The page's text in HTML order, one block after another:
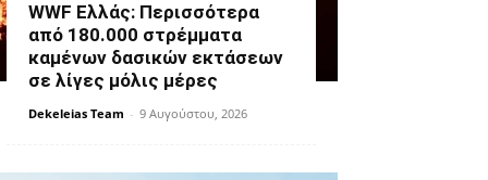
WWF Ελλάς: Περισσότερα
από 180.000 στρέμματα
καμένων δασικών εκτάσεων
σε λίγες μόλις μέρες
Dekeleias Team - 9 Αυγούστου, 2026